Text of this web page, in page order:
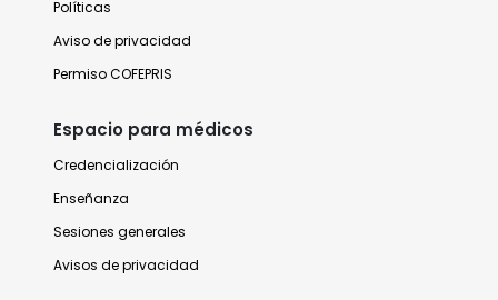
Políticas
Aviso de privacidad
Permiso COFEPRIS
Espacio para médicos
Credencialización
Enseñanza
Sesiones generales
Avisos de privacidad